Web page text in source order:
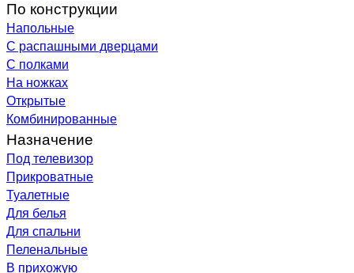
По конструкции
Напольные
С распашными дверцами
С полками
На ножках
Открытые
Комбинированные
Назначение
Под телевизор
Прикроватные
Туалетные
Для белья
Для спальни
Пеленальные
В прихожую